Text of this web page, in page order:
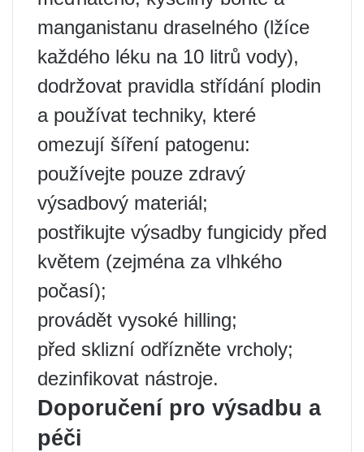
manganistanu draselného (lžíce
každého léku na 10 litrů vody),
dodržovat pravidla střídání plodin
a používat techniky, které
omezují šíření patogenu:
používejte pouze zdravý
výsadbový materiál;
postřikujte výsadby fungicidy před
květem (zejména za vlhkého
počasí);
provádět vysoké hilling;
před sklizní odřízněte vrcholy;
dezinfikovat nástroje.
Doporučení pro výsadbu a
péči